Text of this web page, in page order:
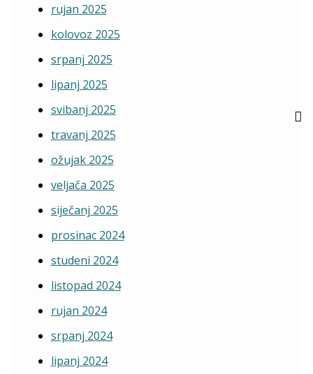
rujan 2025
kolovoz 2025
srpanj 2025
lipanj 2025
svibanj 2025
travanj 2025
ožujak 2025
veljača 2025
siječanj 2025
prosinac 2024
studeni 2024
listopad 2024
rujan 2024
srpanj 2024
lipanj 2024